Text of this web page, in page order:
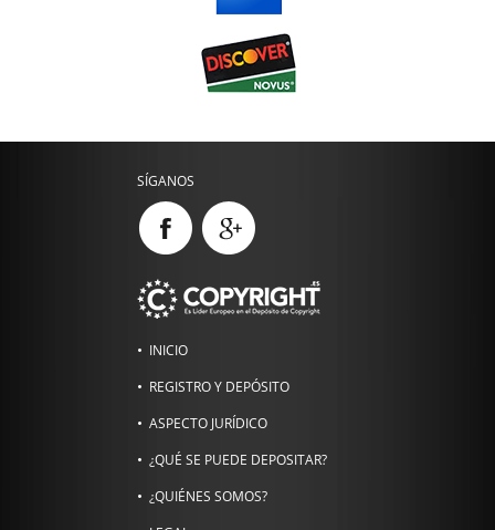
SÍGANOS
INICIO
REGISTRO Y DEPÓSITO
ASPECTO JURÍDICO
¿QUÉ SE PUEDE DEPOSITAR?
¿QUIÉNES SOMOS?